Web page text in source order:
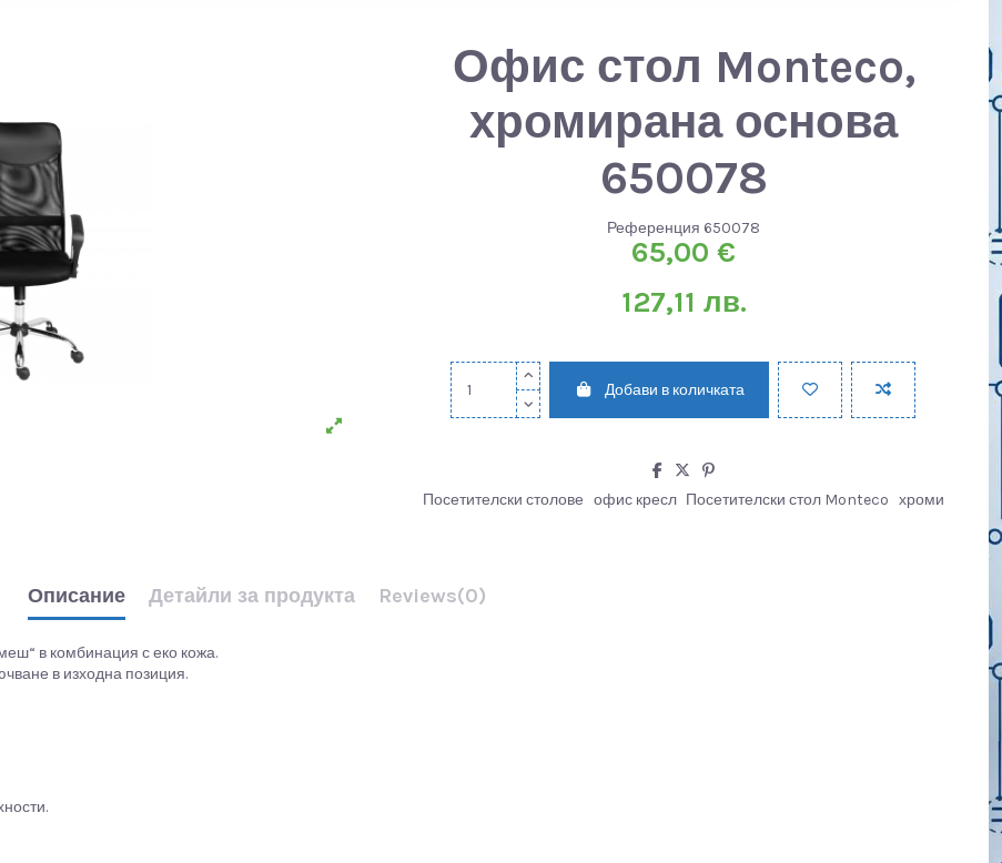
Офис стол Monteco,
хромирана основа
650078
Референция 650078
65,00 €
127,11 лв.
Добави в количката
Посетителски столове офис кресл Посетителски стол Monteco хроми
Описание Детайли за продукта Reviews(0)
в комбинация с еко кожа.
в изходна позиция.